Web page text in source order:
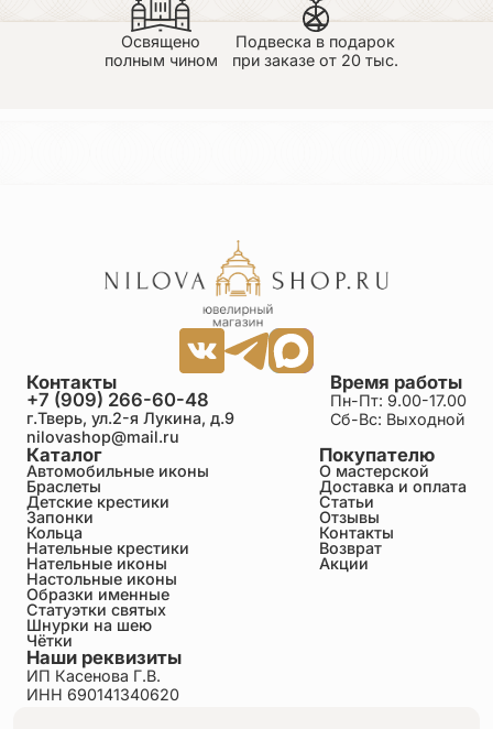
Освящено
полным чином
Подвеска в подарок
при заказе от 20 тыс.
Каталог
Автомобильные иконы
Браслеты
Детские крестики
Запонки
Кольца
Нательные крестики
Нательные иконы
Настольные иконы
Образки именные
Статуэтки святых
Шнурки на шею
Чётки
Покупателю
О мастерской
Доставка и оплата
Статьи
Отзывы
Контакты
Возврат
Акции
Время работы
Пн-Пт: 9.00-17.00
Сб-Вс: Выходной
Контакты
+7 (909) 266-60-48
г.Тверь, ул.2-я Лукина, д.9
nilovashop@mail.ru
Наши реквизиты
ИП Касенова Г.В.
ИНН 690141340620